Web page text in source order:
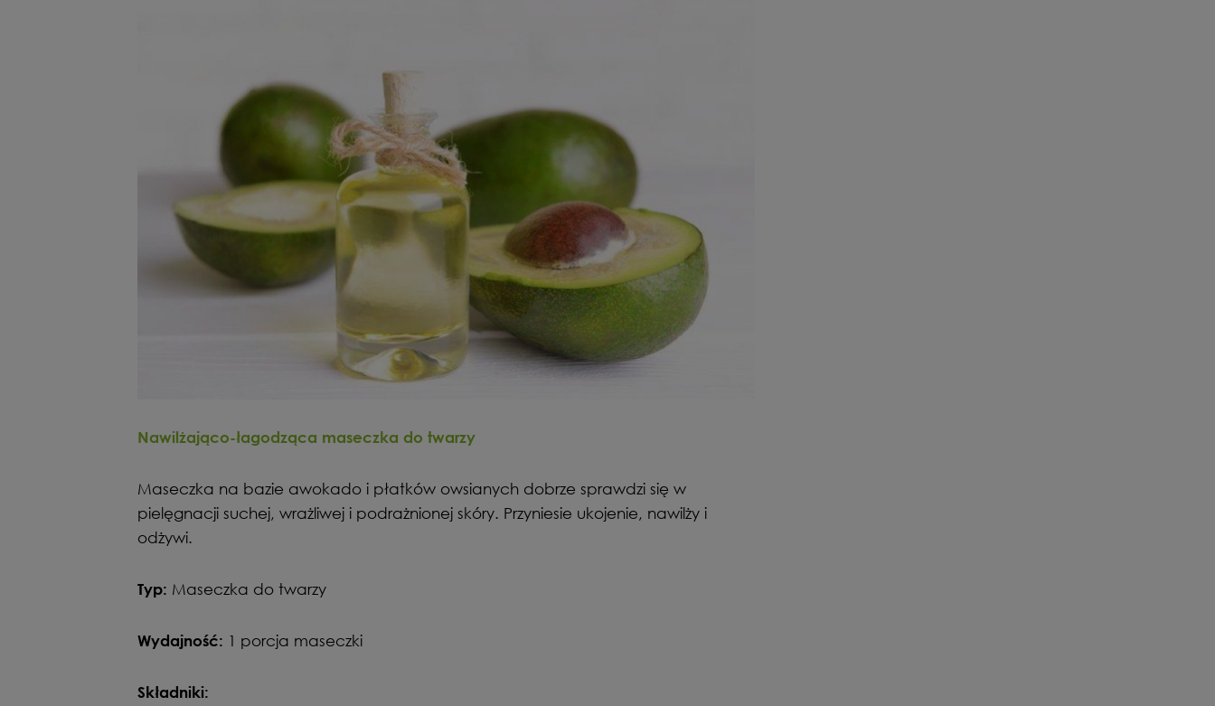
Nawilżająco-łagodząca maseczka do twarzy
Maseczka na bazie awokado i płatków owsianych dobrze sprawdzi się w
pielęgnacji suchej, wrażliwej i podrażnionej skóry. Przyniesie ukojenie, nawilży i
odżywi.
Typ: Maseczka do twarzy
Wydajność: 1 porcja maseczki
Składniki: